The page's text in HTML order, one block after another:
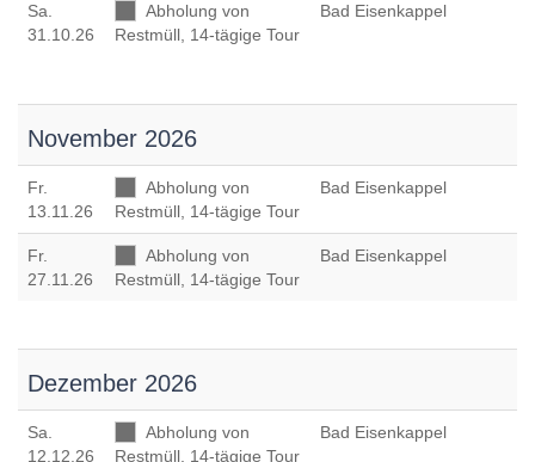
Sa.
31.10.26
Abholung von
Restmüll, 14-tägige Tour
Bad Eisenkappel
November 2026
Fr.
13.11.26
Abholung von
Restmüll, 14-tägige Tour
Bad Eisenkappel
Fr.
27.11.26
Abholung von
Restmüll, 14-tägige Tour
Bad Eisenkappel
Dezember 2026
Sa.
12.12.26
Abholung von
Restmüll, 14-tägige Tour
Bad Eisenkappel